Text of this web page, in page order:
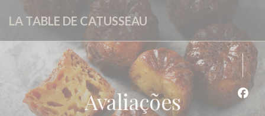
Painel de Gerenciamento de Cookies
LA TABLE DE CATUSSEAU
Avaliações